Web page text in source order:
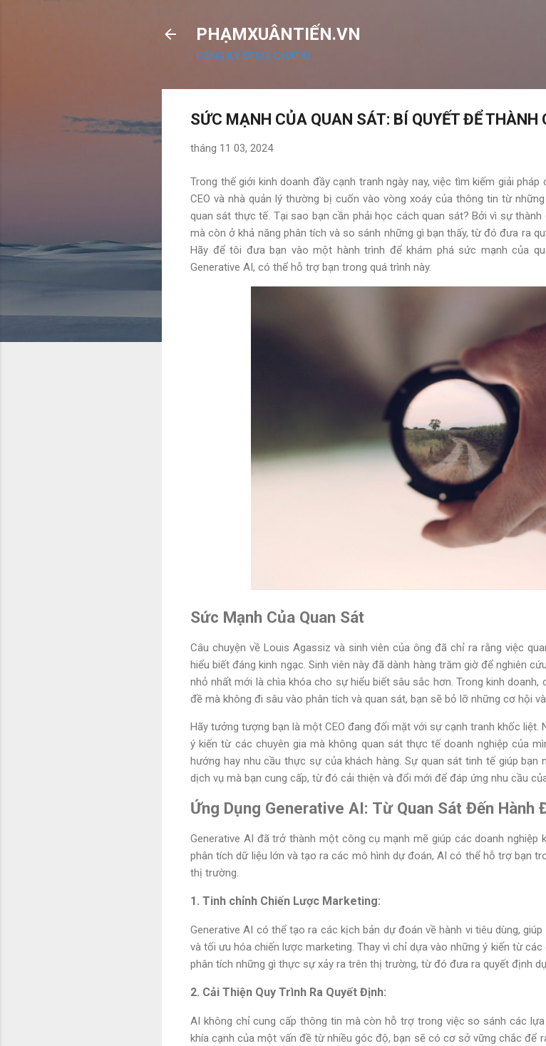
PHẠMXUÂNTIẾN.VN
ĐĂNG KÝ OEMS CHATAI
SỨC MẠNH CỦA QUAN SÁT: BÍ QUYẾT ĐỂ THÀNH
tháng 11 03, 2024
Trong thế giới kinh doanh đầy cạnh tranh ngày nay, việc tìm kiếm giải
CEO và nhà quản lý thường bị cuốn vào vòng xoáy của thông tin từ
quan sát thực tế. Tại sao bạn cần phải học cách quan sát? Bởi vì sự
mà còn ở khả năng phân tích và so sánh những gì bạn thấy, từ đó đưa ra
Hãy để tôi đưa bạn vào một hành trình để khám phá sức mạnh của
Generative AI, có thể hỗ trợ bạn trong quá trình này.
Sức Mạnh Của Quan Sát
Câu chuyện về Louis Agassiz và sinh viên của ông đã chỉ ra rằng việc
hiểu biết đáng kinh ngạc. Sinh viên này đã dành hàng trăm giờ để nghiên
nhỏ nhất mới là chìa khóa cho sự hiểu biết sâu sắc hơn. Trong kinh doanh,
đề mà không đi sâu vào phân tích và quan sát, bạn sẽ bỏ lỡ những cơ hội
Hãy tưởng tượng bạn là một CEO đang đối mặt với sự cạnh tranh khốc
ý kiến từ các chuyên gia mà không quan sát thực tế doanh nghiệp của
hướng hay nhu cầu thực sự của khách hàng. Sự quan sát tinh tế giúp bạn
dịch vụ mà bạn cung cấp, từ đó cải thiện và đổi mới để đáp ứng nhu cầu
Ứng Dụng Generative AI: Từ Quan Sát Đến Hành
Generative AI đã trở thành một công cụ mạnh mẽ giúp các doanh nghiệp
phân tích dữ liệu lớn và tạo ra các mô hình dự đoán, AI có thể hỗ trợ bạn
thị trường.
1. Tinh chỉnh Chiến Lược Marketing:
Generative AI có thể tạo ra các kịch bản dự đoán về hành vi tiêu dùng,
và tối ưu hóa chiến lược marketing. Thay vì chỉ dựa vào những ý kiến từ
phân tích những gì thực sự xảy ra trên thị trường, từ đó đưa ra quyết định
2. Cải Thiện Quy Trình Ra Quyết Định:
AI không chỉ cung cấp thông tin mà còn hỗ trợ trong việc so sánh các
khía cạnh của một vấn đề từ nhiều góc độ, bạn sẽ có cơ sở vững chắc để